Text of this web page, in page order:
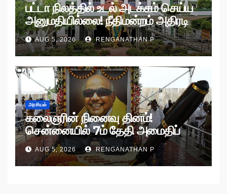
பட்டா நிலத்தில் உடல் அடக்கம் செய்ய
அனுமதியில்லை! நீதிமன்றம் அதிரடி
உத்தரவு!
AUG 5, 2026 RENGANATHAN P
அரசியல்
கலைஞரின் நினைவு தினம்!
சென்னையில் 7ம் தேதி அமைதிப்
பேரணி!
AUG 5, 2026 RENGANATHAN P